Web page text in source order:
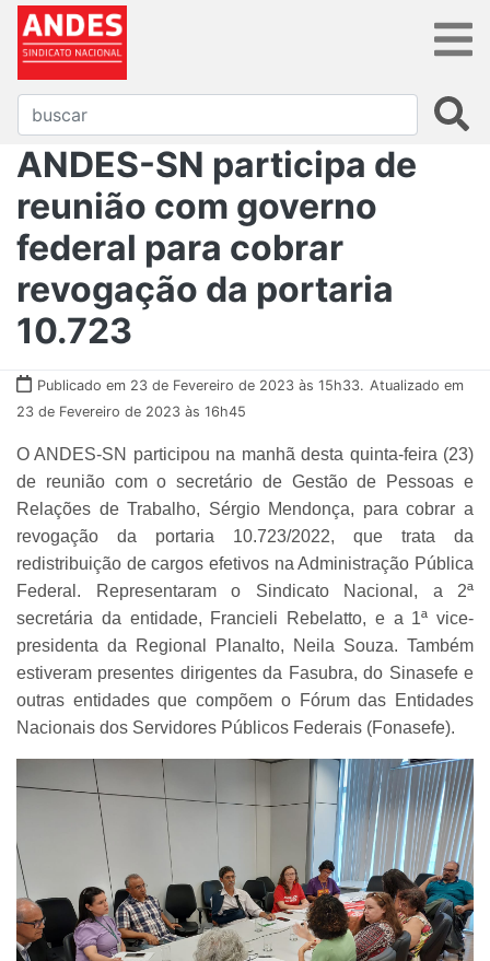
ANDES-SN participa de
reunião com governo
federal para cobrar
revogação da portaria
10.723
Publicado em 23 de Fevereiro de 2023 às 15h33. Atualizado em
23 de Fevereiro de 2023 às 16h45
O ANDES-SN participou na manhã desta quinta-feira (23)
de reunião com o secretário de Gestão de Pessoas e
Relações de Trabalho, Sérgio Mendonça, para cobrar a
revogação da portaria 10.723/2022, que trata da
redistribuição de cargos efetivos na Administração Pública
Federal. Representaram o Sindicato Nacional, a 2ª
secretária da entidade, Francieli Rebelatto, e a 1ª vice-
presidenta da Regional Planalto, Neila Souza. Também
estiveram presentes dirigentes da Fasubra, do Sinasefe e
outras entidades que compõem o Fórum das Entidades
Nacionais dos Servidores Públicos Federais (Fonasefe).